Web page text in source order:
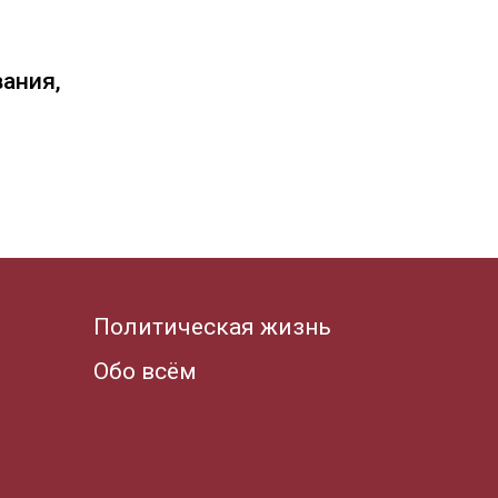
Политическая жизнь
Обо всём